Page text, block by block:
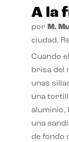
A la
por M.
ciudad,
Cuando
brisa del
unas
una
aluminio,
una
de fondo